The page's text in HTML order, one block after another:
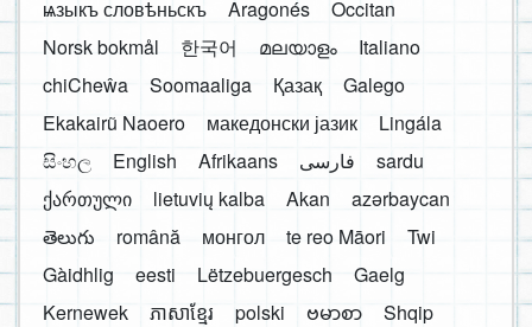
ѩзыкъ словѣньскъ
Aragonés
Occitan
Norsk bokmål
한국어 മലയാളം
Italiano
chiCheŵa
Soomaaliga Қазақ
Galego
Ekakairũ Naoero
македонски јазик
Lingála
සිංහල
English Afrikaans فارسی
sardu
ქართული
lietuvių kalba Akan
azərbaycan
తెలుగు
română монгол te reo Māori
Twi
Gàidhlig
eesti Lëtzebuergesch
Gaelg
Kernewek
ភាសាខ្មែរ polski ဗမာစာ
Shqip